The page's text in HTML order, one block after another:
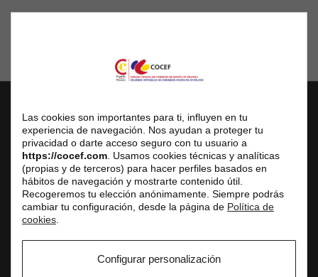
COCEF
Cámara Oficial de Comercio de España en Francia
Sede Social
3 avenue de l’Opéra, 75001 Paris
Centro de Negocios
Atención al público únicamente con cita previa
E-mail: service.commercial@cocef.com
Las cookies son importantes para ti, influyen en tu
experiencia de navegación. Nos ayudan a proteger tu
privacidad o darte acceso seguro con tu usuario a
https://cocef.com. Usamos cookies técnicas y analíticas
(propias y de terceros) para hacer perfiles basados en
hábitos de navegación y mostrarte contenido útil.
Recogeremos tu elección anónimamente. Siempre podrás
cambiar tu configuración, desde la página de Política de
cookies.
Configurar personalización